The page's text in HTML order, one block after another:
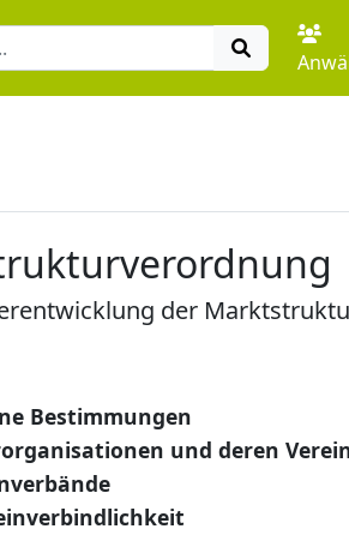
der
Bestimmungen
und deren